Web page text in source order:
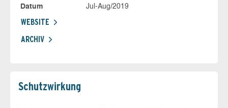
Datum
Jul-Aug/2019
WEBSITE
ARCHIV
Schutz­wirkung